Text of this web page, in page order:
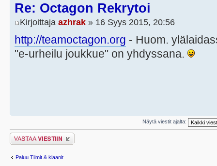
Re: Octagon Rekrytoi
Kirjoittaja azhrak » 16 Syys 2015, 20:56
http://teamoctagon.org - Huom.
"e-urheilu joukkue" on yhdyssana.
Näytä viestit ajalta:
Lähetä vastaus
Paluu Tiimit & klaanit